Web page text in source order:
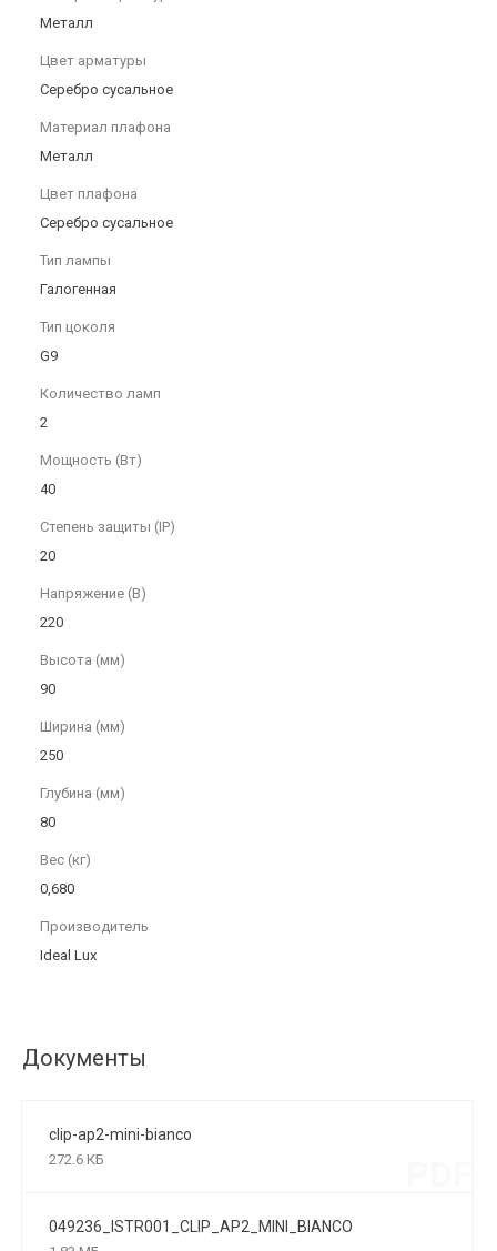
Металл
Цвет арматуры
Серебро сусальное
Материал плафона
Металл
Цвет плафона
Серебро сусальное
Тип лампы
Галогенная
Тип цоколя
G9
Количество ламп
2
Мощность (Вт)
40
Степень защиты (IP)
20
Напряжение (В)
220
Высота (мм)
90
Ширина (мм)
250
Глубина (мм)
80
Вес (кг)
0,680
Производитель
Ideal Lux
Документы
clip-ap2-mini-bianco
272.6 КБ
049236_ISTR001_CLIP_AP2_MINI_BIANCO